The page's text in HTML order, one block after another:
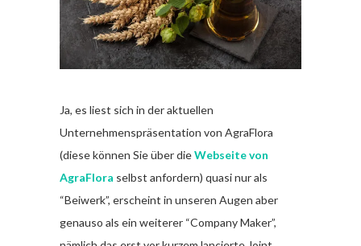
Ja, es liest sich in der aktuellen
Unternehmenspräsentation von AgraFlora
(diese können Sie über dieWebseite von
AgraFlora selbst anfordern) quasi nur als
“Beiwerk”, erscheint in unseren Augen aber
genauso als ein weiterer “Company Maker”,